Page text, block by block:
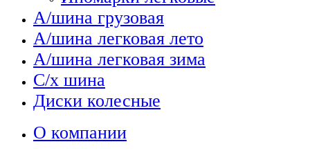
А/шина грузовая
А/шина легковая лето
А/шина легковая зима
С/х шина
Диски колесные
О компании